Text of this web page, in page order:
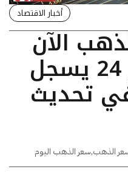
أخبار الاقتصاد
الآن
في مصر: عيار 24 يسجل
في تحديث
الذهب,سعر الذهب اليوم